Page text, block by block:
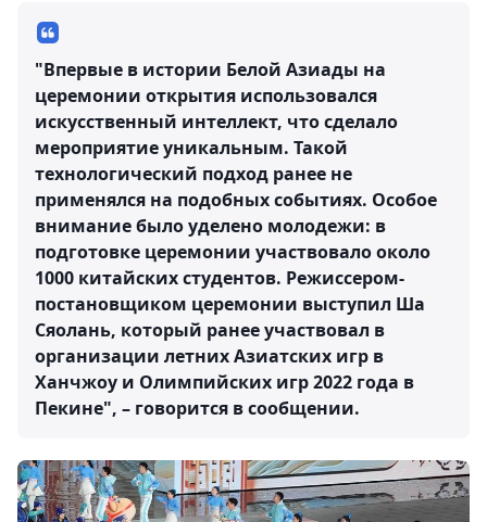
"Впервые в истории Белой Азиады на
церемонии открытия использовался
искусственный интеллект, что сделало
мероприятие уникальным. Такой
технологический подход ранее не
применялся на подобных событиях. Особое
внимание было уделено молодежи: в
подготовке церемонии участвовало около
1000 китайских студентов. Режиссером-
постановщиком церемонии выступил Ша
Сяолань, который ранее участвовал в
организации летних Азиатских игр в
Ханчжоу и Олимпийских игр 2022 года в
Пекине", – говорится в сообщении.